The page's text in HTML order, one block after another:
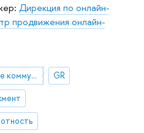
Дирекция по онлайн-
продвижения онлайн-
интегрированные коммуникации GR